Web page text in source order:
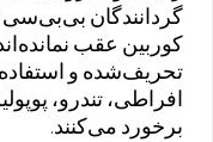
گردانندگان بی‌بی‌سی
کوربین عقب
تحریف‌شده و استفاده
افراطی، تندرو،
برخورد می‌کنند.